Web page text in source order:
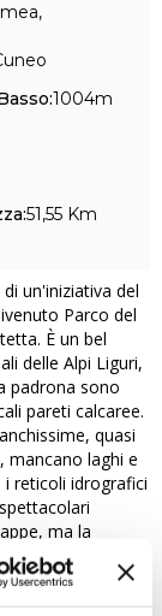
:1004m
:51,55 Km
un'iniziativa del
Parco del
È un bel
delle Alpi Liguri,
padrona sono
pareti calcaree.
quasi
mancano laghi e
reticoli idrografici
ma la
secondo
per tappe più
al Massiccio del